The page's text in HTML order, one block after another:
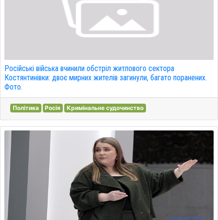
Російські війська вчинили обстріл житлового сектора
Костянтинівки: двоє мирних жителів загинули, багато поранених.
Фото.
Політика Росія Кримінальне судочинство